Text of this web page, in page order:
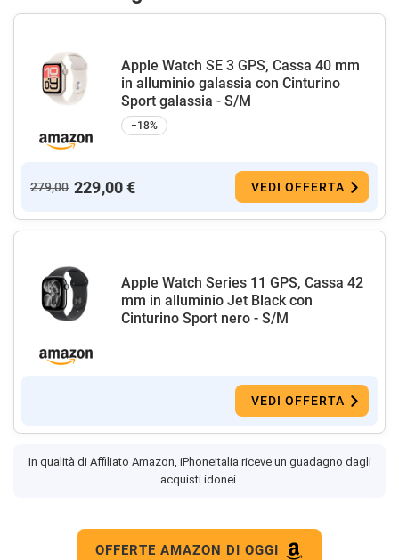
Apple Watch SE 3 GPS, Cassa 40 mm
in alluminio galassia con Cinturino
Sport galassia - S/M
−18%
279,00 229,00 € VEDI OFFERTA
Apple Watch Series 11 GPS, Cassa 42
mm in alluminio Jet Black con
Cinturino Sport nero - S/M
VEDI OFFERTA
In qualità di Affiliato Amazon, iPhoneItalia riceve un guadagno dagli
acquisti idonei.
OFFERTE AMAZON DI OGGI